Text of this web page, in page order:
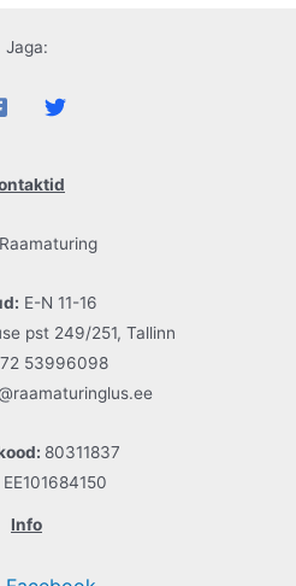
Jaga:
E-N 11-16
pst 249/251, Tallinn
53996098
80311837
EE101684150
Info